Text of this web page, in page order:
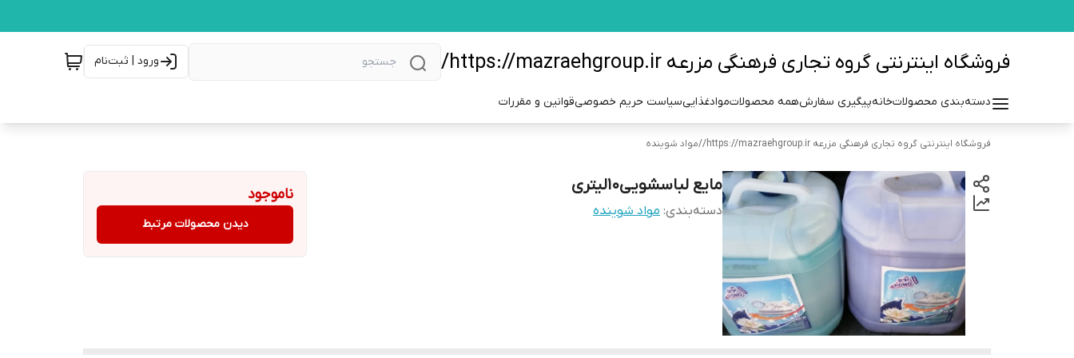
فروشگاه اینترنتی گروه تجاری فرهنگی مزرعه https://mazraehgroup.ir/ ورود | ثبت‌نام
دسته‌بندی محصولاتخانهپیگیری سفارشهمه محصولاتموادغذاییسیاست حریم خصوصیقوانین و مقررات
فروشگاه اینترنتی گروه تجاری فرهنگی مزرعه https://mazraehgroup.ir/ /مواد شوینده
مایع لباسشویی۱۰لیتری
دسته‌بندی: مواد شوینده
ناموجود
دیدن محصولات مرتبط